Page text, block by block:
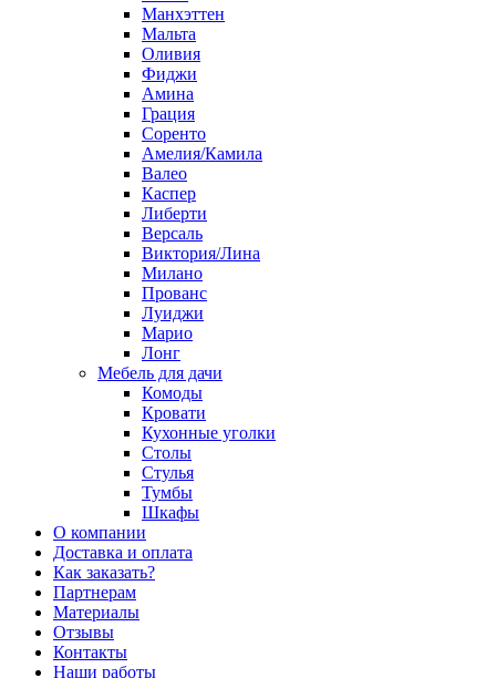
Манхэттен
Мальта
Оливия
Фиджи
Амина
Грация
Соренто
Амелия/Камила
Валео
Каспер
Либерти
Версаль
Виктория/Лина
Милано
Прованс
Луиджи
Марио
Лонг
Мебель для дачи
Комоды
Кровати
Кухонные уголки
Столы
Стулья
Тумбы
Шкафы
О компании
Доставка и оплата
Как заказать?
Партнерам
Материалы
Отзывы
Контакты
Наши работы